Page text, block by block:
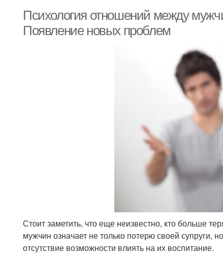
Психология отношений между
Появление новых проблем
Стоит заметить, что еще неизвестно, кто больше
мужчин означает не только потерю своей супруги,
отсутствие возможности влиять на их воспитание.